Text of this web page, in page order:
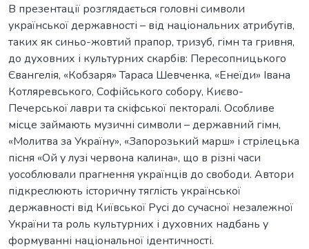
В презентації розглядається головні символи
української державності – від національних атрибутів,
таких як синьо-жовтий прапор, тризуб, гімн та гривня,
до духовних і культурних скарбів: Пересопницького
Євангелія, «Кобзаря» Тараса Шевченка, «Енеїди» Івана
Котляревського, Софійського собору, Києво-
Печерської лаври та скіфської пекторалі. Особливе
місце займають музичні символи – державний гімн,
«Молитва за Україну», «Запорозький марш» і стрілецька
пісня «Ой у лузі червона калина», що в різні часи
уособлювали прагнення українців до свободи. Автори
підкреслюють історичну тяглість української
державності від Київської Русі до сучасної незалежної
України та роль культурних і духовних надбань у
формуванні національної ідентичності.